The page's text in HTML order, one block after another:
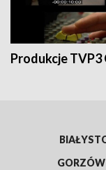
Produkcje TVP3